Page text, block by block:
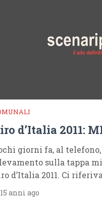
d’Italia 2011:
giorni fa, al
sulla tappa
d’Italia 2011. Ci
anni ago